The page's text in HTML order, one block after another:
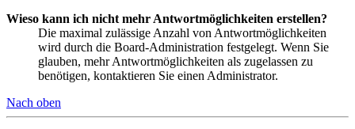
Wieso kann ich nicht mehr Antwortmöglichkeiten erstellen?
Die maximal zulässige Anzahl von Antwortmöglichkeiten
wird durch die Board-Administration festgelegt. Wenn Sie
glauben, mehr Antwortmöglichkeiten als zugelassen zu
benötigen, kontaktieren Sie einen Administrator.
Nach oben